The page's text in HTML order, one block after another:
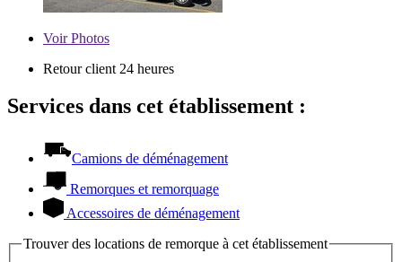
VoirPhotos
Retour client 24 heures
Services dans cet établissement :
Camions de déménagement
Remorques et remorquage
Accessoires de déménagement
Trouver des locations de remorque à cet établissement